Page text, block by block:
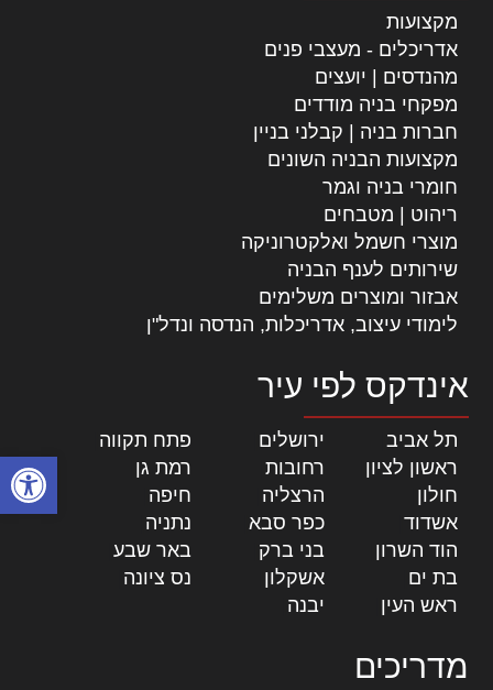
פתח
מקצועות
אדריכלים - מעצבי פנים
מהנדסים | יועצים
מפקחי בניה מודדים
חברות בניה | קבלני בניין
מקצועות הבניה השונים
חומרי בניה וגמר
ריהוט | מטבחים
מוצרי חשמל ואלקטרוניקה
שירותים לענף הבניה
אבזור ומוצרים משלימים
לימודי עיצוב, אדריכלות, הנדסה ונדל"ן
אינדקס לפי עיר
תל אביב ירושלים פתח תקווה
ראשון לציון
רחובות רמת גן
חולון
הרצליה חיפה
אשדוד
כפר סבא נתניה
הוד השרון
בני ברק באר שבע
בת ים
אשקלון נס ציונה
ראש העין
יבנה
מדריכים